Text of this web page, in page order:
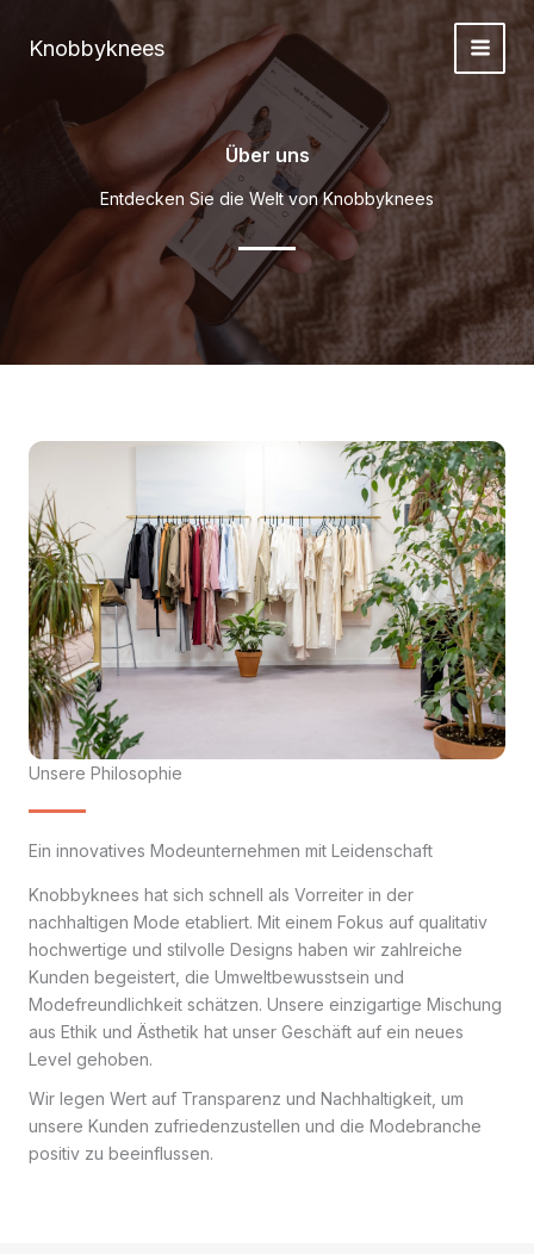
InhaltKnobbyknees
Über uns
Entdecken Sie die Welt von Knobbyknees
Unsere Philosophie
Ein innovatives Modeunternehmen mit Leidenschaft
Knobbyknees hat sich schnell als Vorreiter in der
nachhaltigen Mode etabliert. Mit einem Fokus auf qualitativ
hochwertige und stilvolle Designs haben wir zahlreiche
Kunden begeistert, die Umweltbewusstsein und
Modefreundlichkeit schätzen. Unsere einzigartige Mischung
aus Ethik und Ästhetik hat unser Geschäft auf ein neues
Level gehoben.
Wir legen Wert auf Transparenz und Nachhaltigkeit, um
unsere Kunden zufriedenzustellen und die Modebranche
positiv zu beeinflussen.